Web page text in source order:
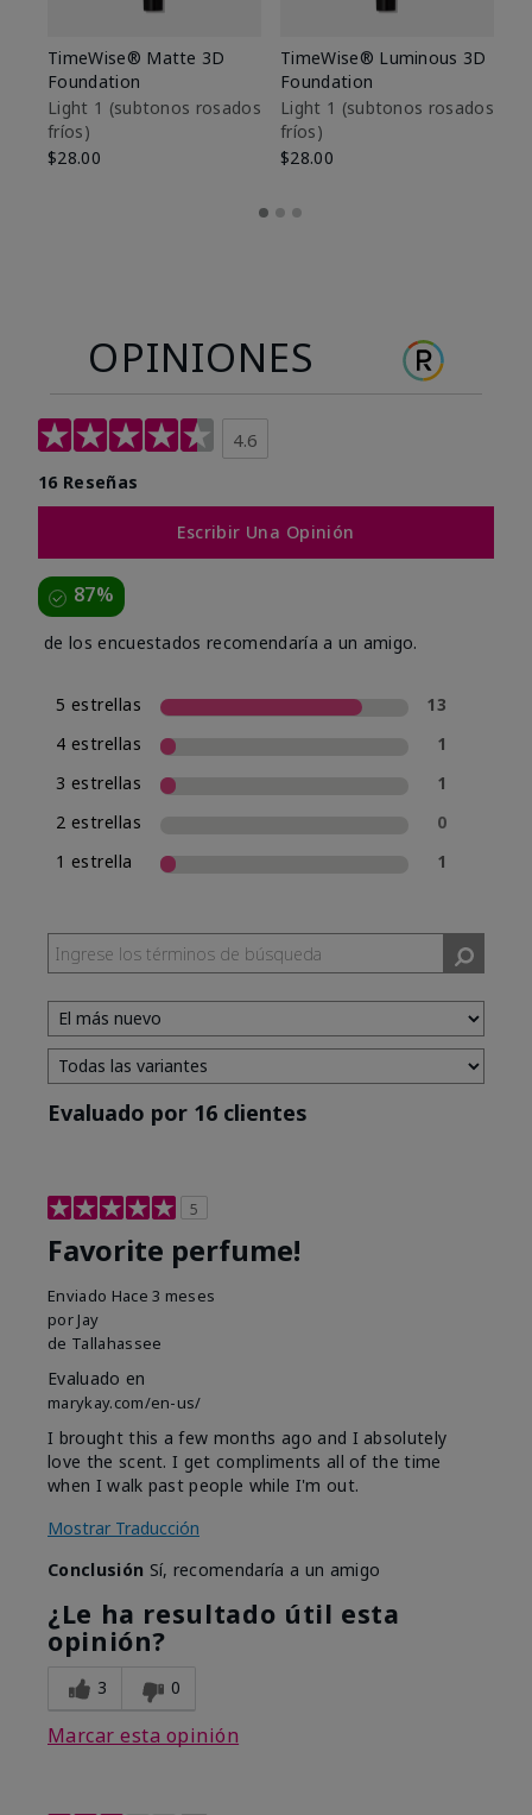
TimeWise® Matte 3D
Foundation
Light 1​ (subtonos rosados
fríos)
$28.00
TimeWise® Luminous 3D
Foundation
Light 1​ (subtonos rosados
fríos)
$28.00
OPINIONES
4.6
16 Reseñas
Escribir Una Opinión
87%
de los encuestados recomendaría a un amigo.
5 estrellas
13
4 estrellas
1
3 estrellas
1
2 estrellas
0
1 estrella
1
Evaluado por 16 clientes
5
Favorite perfume!
Enviado Hace 3 meses
por Jay
de Tallahassee
Evaluado en
marykay.com/en-us/
I brought this a few months ago and I absolutely
love the scent. I get compliments all of the time
when I walk past people while I'm out.
Mostrar Traducción
Conclusión Sí, recomendaría a un amigo
¿Le ha resultado útil esta
opinión?
3 0
Marcar esta opinión